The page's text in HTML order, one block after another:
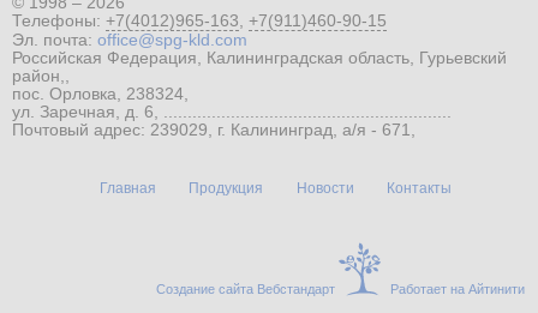
Телефоны: +7(4012)965-163 +7(911)460-90-15
Эл. почта: office@spg-kld.com
Российская Федерация, Калининградская область, Гурьевский
район,,
пос. Орловка, 238324,
ул. Заречная, д. 6, ............................................................
Почтовый адрес: 239029, г. Калининград, а/я - 671,
Главная Продукция Новости Контакты
Создание сайта Вебстандарт Работает на Айтинити